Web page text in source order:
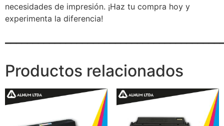
necesidades de impresión. ¡Haz tu compra hoy y
experimenta la diferencia!
Productos relacionados